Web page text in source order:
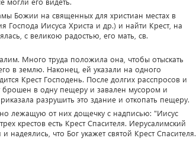
Божии на священных для христиан местах в
Господа Иисуса Христа и др.) и найти Крест, на
с великою радостью, его мать, св.
Много труда положила она, чтобы отыскать
в землю. Наконец, ей указали на одного
Крест Господень. После долгих расспросов и
брошен в одну пещеру и завален мусором и
разрушить это здание и откопать пещеру.
лежащую от них дощечку с надписью: "Иисус
крестов есть Крест Спасителя. Иерусалимский
что Бог укажет святой Крест Спасителя.